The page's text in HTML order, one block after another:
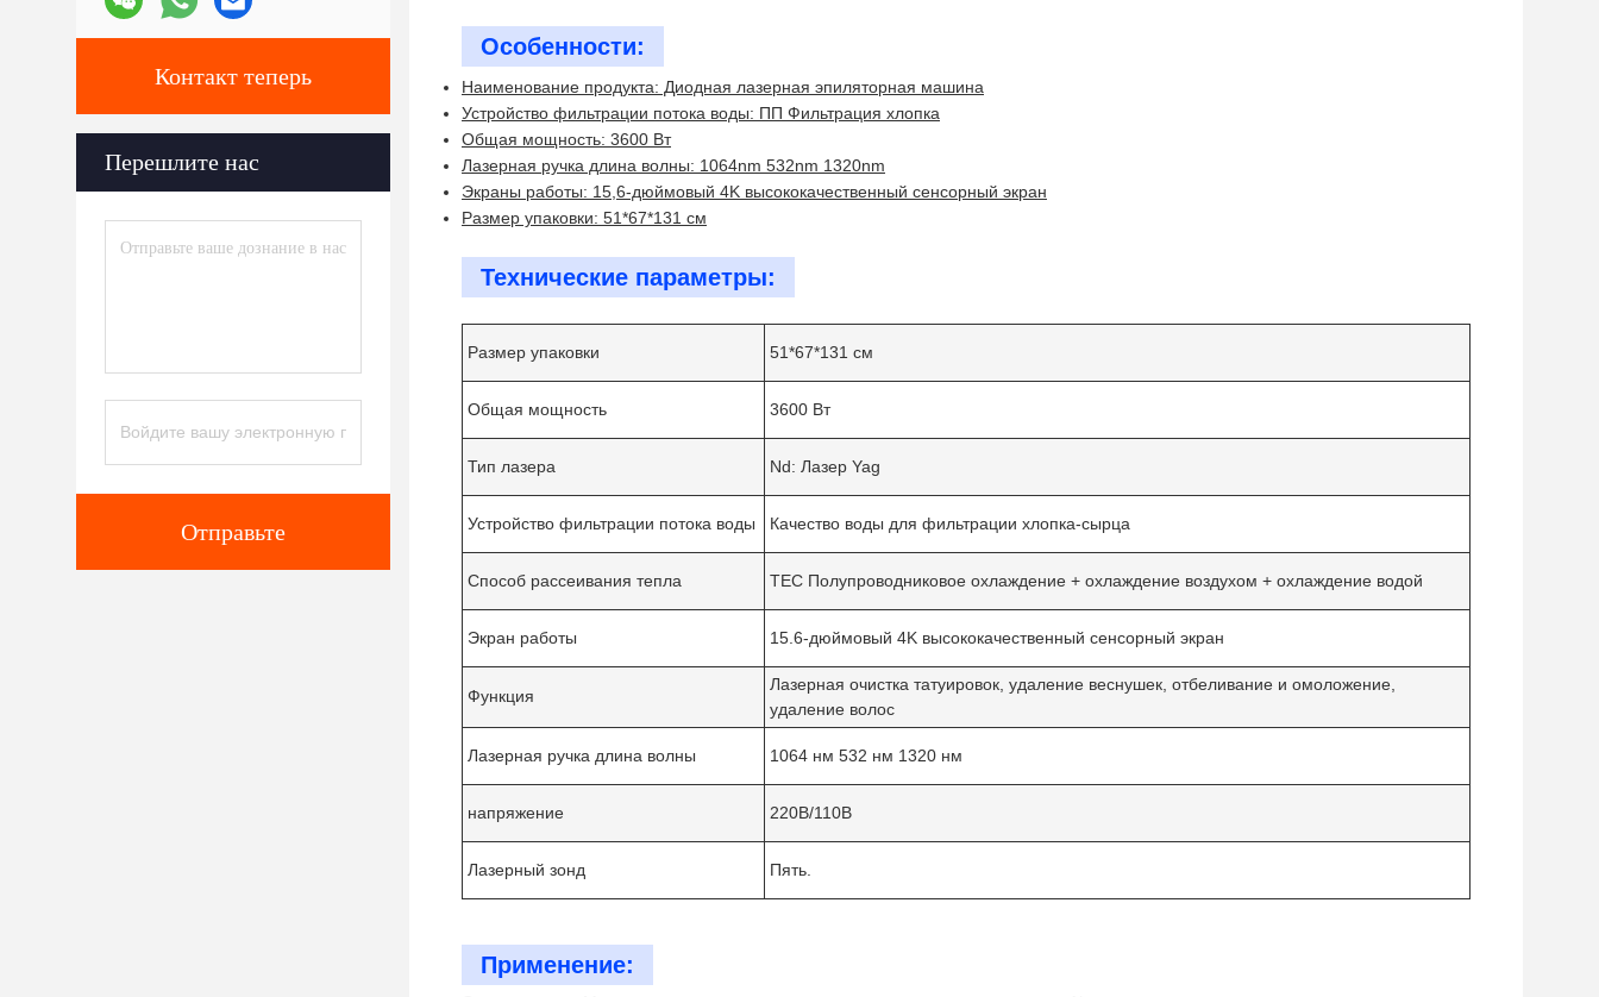
Оставьте сообщение
Мы скоро тебе перезвоним!
Контакт теперь
Перешлите нас
Отправьте
Особенности:
Наименование продукта: Диодная лазерная эпиляторная машина
Устройство фильтрации потока воды: ПП Фильтрация хлопка
Общая мощность: 3600 Вт
Лазерная ручка длина волны: 1064nm 532nm 1320nm
Экраны работы: 15,6-дюймовый 4K высококачественный сенсорный экран
Размер упаковки: 51*67*131 см
Технические параметры:
Размер упаковки 51*67*131 см
Общая мощность 3600 Вт
Тип лазера Nd: Лазер Yag
Устройство фильтрации потока воды Качество воды для фильтрации хлопка-сырца
Способ рассеивания тепла TEC Полупроводниковое охлаждение + охлаждение воздухом + охлаждение водой
Экран работы 15.6-дюймовый 4K высококачественный сенсорный экран
Функция
Лазерная очистка татуировок, удаление веснушек, отбеливание и омоложение,
удаление волос
Лазерная ручка длина волны 1064 нм 532 нм 1320 нм
напряжение 220В/110В
Лазерный зонд Пять.
Применение: